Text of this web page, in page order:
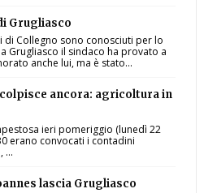
Grugliasco
di Collegno sono conosciuti per lo
Grugliasco il sindaco ha provato a
anche lui, ma è stato...
ancora: agricoltura in
ieri pomeriggio (lunedì 22
erano convocati i contadini
...
lascia Grugliasco